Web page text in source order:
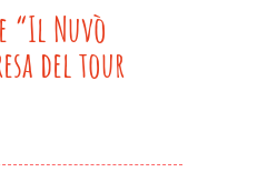
“Il Nuvò
del tour